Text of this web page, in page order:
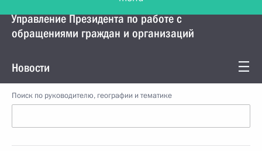
Управление Президента по работе с
обращениями граждан и организаций
Новости
Поиск по руководителю, географии и тематике